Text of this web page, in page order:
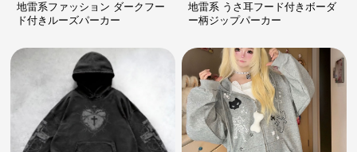
地雷系ファッション ダークフー
ド付きルーズパーカー
地雷系 うさ耳フード付きボーダ
ー柄ジップパーカー